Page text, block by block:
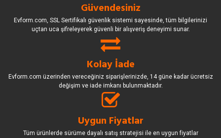
Güvendesiniz
Evform.com, SSL Sertifikalı güvenlik sistemi sayesinde, tüm bilgilerinizi
uçtan uca şifreleyerek güvenli bir alışveriş deneyimi sunar.
Kolay İade
Evform.com üzerinden vereceğiniz siparişlerinizde, 14 güne kadar ücretsiz
değişim ve iade imkanı bulunmaktadır.
Uygun Fiyatlar
Tüm ürünlerde sürüme dayalı satış stratejisi ile en uygun fiyatlar